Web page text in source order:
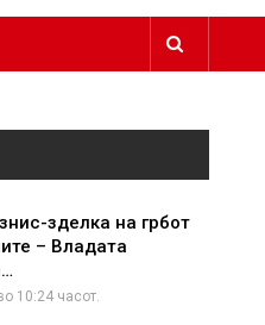
зделка на грбот
– Владата
10:24 часот.